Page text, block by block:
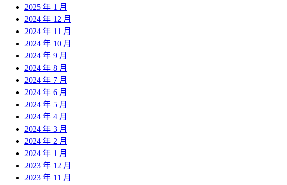
2025 年 1 月
2024 年 12 月
2024 年 11 月
2024 年 10 月
2024 年 9 月
2024 年 8 月
2024 年 7 月
2024 年 6 月
2024 年 5 月
2024 年 4 月
2024 年 3 月
2024 年 2 月
2024 年 1 月
2023 年 12 月
2023 年 11 月